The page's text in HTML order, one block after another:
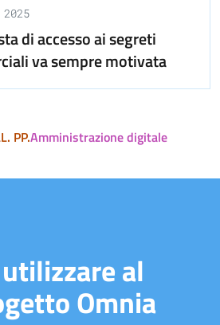
di accesso ai segreti
va sempre motivata
PP.Amministrazione digitale
al
Omnia